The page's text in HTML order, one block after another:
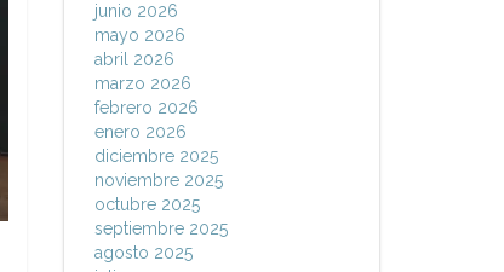
junio 2026
mayo 2026
abril 2026
marzo 2026
febrero 2026
enero 2026
diciembre 2025
noviembre 2025
octubre 2025
septiembre 2025
agosto 2025